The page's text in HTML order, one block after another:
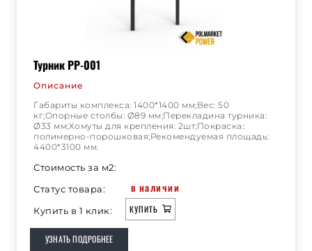
Турник РР-001
Описание
Габариты комплекса: 1400*1400 мм;Вес: 50
кг;Опорные столбы: Ø89 мм;Перекладина турника:
Ø33 мм;Хомуты для крепления: 2шт;Покраска::
полимерно-порошковая;Рекомендуемая площадь:
4400*3100 мм.
Стоимость за м2:
Статус товара:
в наличии
Купить в 1 клик: КУПИТЬ
УЗНАТЬ ПОДРОБНЕЕ